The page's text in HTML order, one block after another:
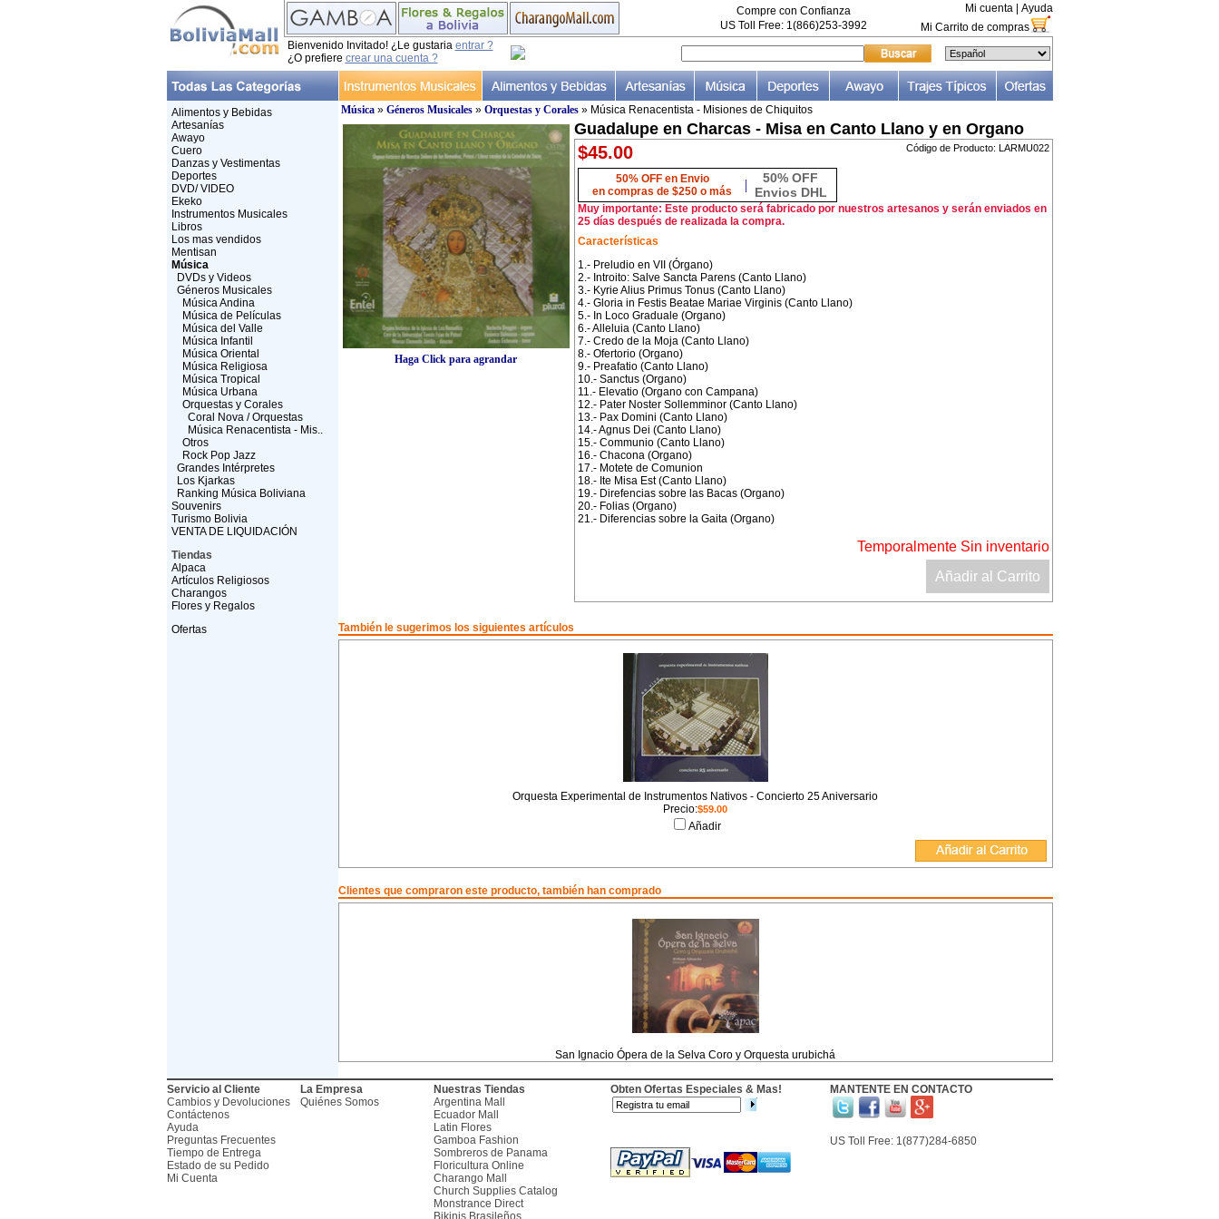
Compre con Confianza
US Toll Free: 1(866)253-3992
Mi cuenta| Ayuda
Mi Carrito de compras
Bienvenido Invitado! ¿Le gustaria entrar ?
¿O prefiere crear una cuenta ?
Alimentos y Bebidas
Artesanías
Awayo
Cuero
Danzas y Vestimentas
Deportes
DVD/ VIDEO
Ekeko
Instrumentos Musicales
Libros
Los mas vendidos
Mentisan
Música
DVDs y Videos
Géneros Musicales
Música Andina
Música de Películas
Música del Valle
Música Infantil
Música Oriental
Música Religiosa
Música Tropical
Música Urbana
Orquestas y Corales
Coral Nova / Orquestas
Música Renacentista - Mis..
Otros
Rock Pop Jazz
Grandes Intérpretes
Los Kjarkas
Ranking Música Boliviana
Souvenirs
Turismo Bolivia
VENTA DE LIQUIDACIÓN
Tiendas
Alpaca
Artículos Religiosos
Charangos
Flores y Regalos
Ofertas
Música» Géneros Musicales» Orquestas y Corales» Música Renacentista - Misiones de Chiquitos
Haga Click para agrandar
Guadalupe en Charcas - Misa en Canto Llano y en Organo
$45.00 Código de Producto: LARMU022
50% OFF en Envio
en compras de $250 o más
|
50% OFF
Envios DHL
Muy importante: Este producto será fabricado por nuestros artesanos y serán enviados en
25 días después de realizada la compra.
Características
1.- Preludio en VII (Órgano)
2.- Introito: Salve Sancta Parens (Canto Llano)
3.- Kyrie Alius Primus Tonus (Canto Llano)
4.- Gloria in Festis Beatae Mariae Virginis (Canto Llano)
5.- In Loco Graduale (Organo)
6.- Alleluia (Canto Llano)
7.- Credo de la Moja (Canto Llano)
8.- Ofertorio (Organo)
9.- Preafatio (Canto Llano)
10.- Sanctus (Organo)
11.- Elevatio (Organo con Campana)
12.- Pater Noster Sollemminor (Canto Llano)
13.- Pax Domini (Canto Llano)
14.- Agnus Dei (Canto Llano)
15.- Communio (Canto Llano)
16.- Chacona (Organo)
17.- Motete de Comunion
18.- Ite Misa Est (Canto Llano)
19.- Direfencias sobre las Bacas (Organo)
20.- Folias (Organo)
21.- Diferencias sobre la Gaita (Organo)
Temporalmente Sin inventario
Añadir al Carrito
También le sugerimos los siguientes artículos
Orquesta Experimental de Instrumentos Nativos - Concierto 25 Aniversario
Precio:$59.00
Añadir
Clientes que compraron este producto, también han comprado
San Ignacio Ópera de la Selva Coro y Orquesta urubichá
Servicio al Cliente
Cambios y Devoluciones
Contáctenos
Ayuda
Preguntas Frecuentes
Tiempo de Entrega
Estado de su Pedido
Mi Cuenta
La Empresa
Quiénes Somos
Nuestras Tiendas
Argentina Mall
Ecuador Mall
Latin Flores
Gamboa Fashion
Sombreros de Panama
Floricultura Online
Charango Mall
Church Supplies Catalog
Monstrance Direct
Bikinis Brasileños
Obten Ofertas Especiales & Mas! MANTENTE EN CONTACTO
US Toll Free: 1(877)284-6850